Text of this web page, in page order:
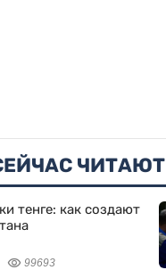
ЧИТАЮТ
тенге: как создают
99693